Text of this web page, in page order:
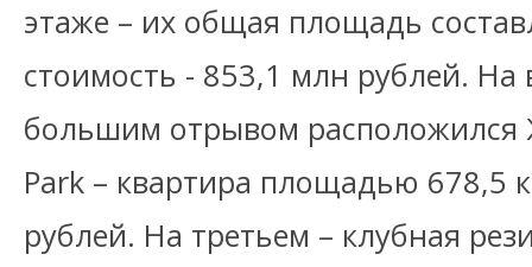
этаже – их общая площадь
стоимость - 853,1 млн рублей. На
большим отрывом расположился
Park – квартира площадью 678,5
рублей. На третьем – клубная